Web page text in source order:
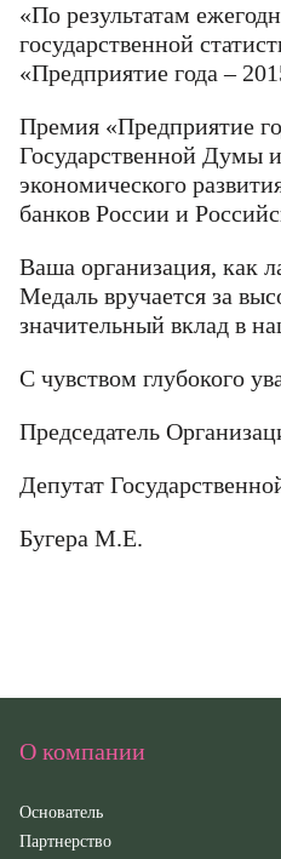
«По результатам
государственной
«Предприятие года –
Премия «Предприятие
Государственной Думы
экономического
банков России и
Ваша организация, как
Медаль вручается за
значительный вклад в
С чувством глубокого
Председатель
Депутат
Бугера М.Е.
О компании
Основатель
Партнерство